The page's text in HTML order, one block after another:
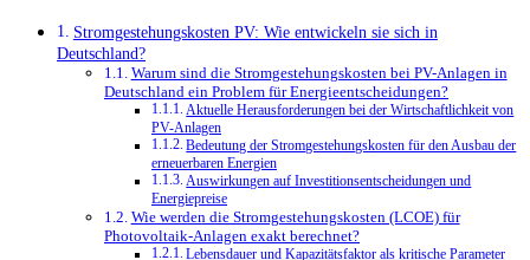
Stromgestehungskosten PV: Wie entwickeln sie sich in
Deutschland?
Warum sind die Stromgestehungskosten bei PV-Anlagen in
Deutschland ein Problem für Energieentscheidungen?
Aktuelle Herausforderungen bei der Wirtschaftlichkeit von
PV-Anlagen
Bedeutung der Stromgestehungskosten für den Ausbau der
erneuerbaren Energien
Auswirkungen auf Investitionsentscheidungen und
Energiepreise
Wie werden die Stromgestehungskosten (LCOE) für
Photovoltaik-Anlagen exakt berechnet?
Lebensdauer und Kapazitätsfaktor als kritische Parameter